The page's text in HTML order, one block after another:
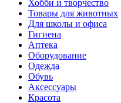
Хобби и творчество
Товары для животных
Для школы и офиса
Гигиена
Аптека
Оборудование
Одежда
Обувь
Аксессуары
Красота